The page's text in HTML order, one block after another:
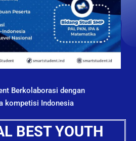
Berkolaborasi dengan
kompetisi Indonesia
BEST YOUTH